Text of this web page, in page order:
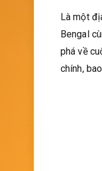
Là một
Bengal
phá về
chính,